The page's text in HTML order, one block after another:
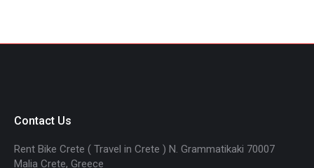
Contact Us
Rent Bike Crete ( Travel in Crete ) N. Grammatikaki 70007
Malia Crete, Greece